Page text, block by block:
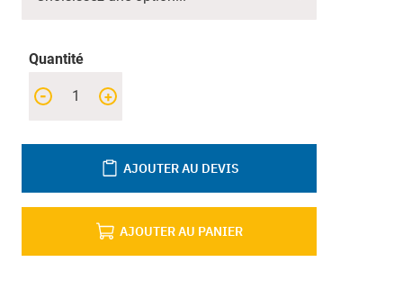
Quantité
+
-
AJOUTER AU PANIER
AJOUTER AU DEVIS